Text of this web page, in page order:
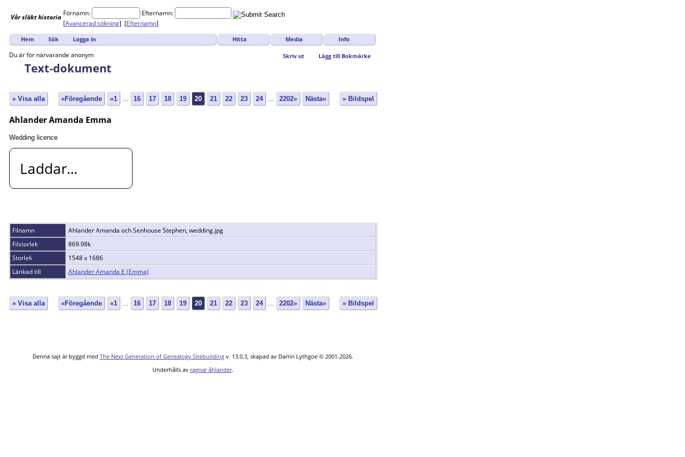
Vårsläkthistoria Förnamn:
Efternamn:
[Avancerad sökning] [Efternamn]
Hem Sök Logga in Hitta Media Info
Skriv ut Lägg till Bokmärke
Du är för närvarande anonym
Text-dokument
» Visa alla «Föregående «1 ... 16 17 18 19 20 21 22 23 24 ... 2202» Nästa» » Bildspel
Ahlander Amanda Emma
Wedding licence
Laddar...
Filnamn
Ahlander Amanda och Senhouse Stephen, wedding.jpg
Filstorlek
869.98k
Storlek
1548 x 1686
Länkad till
Ahlander Amanda E (Emma)
» Visa alla «Föregående «1 ... 16 17 18 19 20 21 22 23 24 ... 2202» Nästa» » Bildspel
Denna sajt är byggd med The Next Generation of Genealogy Sitebuildingv. 13.0.3, skapad av Darrin Lythgoe © 2001-2026.
Underhålls av ragnar åhlander.